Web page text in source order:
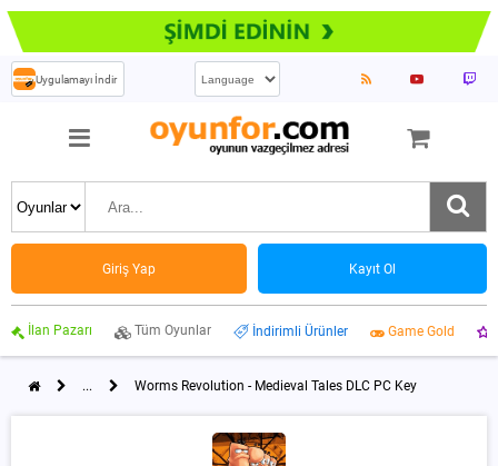
Uygulamayı İndir
Giriş Yap Kayıt Ol
İlan Pazarı Tüm Oyunlar İndirimli Ürünler Game Gold
... Worms Revolution - Medieval Tales DLC PC Key